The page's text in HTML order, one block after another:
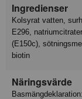
Ingredienser
Kolsyrat vatten, surhetsreglerande medel (citronsyra E330, äppelsyra
E296,
(E150c),
biotin
Näringsvärde